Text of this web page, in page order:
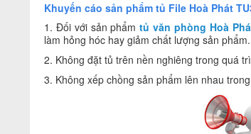
Khuyến cáo sản phẩm tủ File Hoà Phát
1. Đối với sản phẩmtủ văn phòng Hoà
làm hỏng hóc hay giảm chất lượng sản phẩm.
2. Không đặt tủ trên nền nghiêng trong quá
3. Không xếp chồng sản phẩm lên nhau